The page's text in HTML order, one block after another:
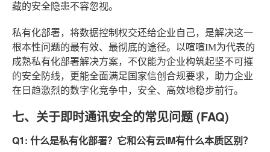
藏的安全隐患不容忽视。
私有化部署，将数据控制权交还给企业自己，是解决这一
根本性问题的最有效、最彻底的途径。以喧喧IM为代表的
成熟私有化部署解决方案，不仅能为企业构筑起坚不可摧
的安全防线，更能全面满足国家信创合规要求，助力企业
在日趋激烈的数字化竞争中，安全、高效地稳步前行。
七、关于即时通讯安全的常见问题 (FAQ)
Q1: 什么是私有化部署？它和公有云IM有什么本质区别？